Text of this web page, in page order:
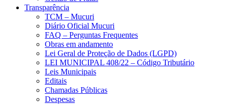
Transparência
TCM – Mucuri
Diário Oficial Mucuri
FAQ – Perguntas Frequentes
Obras em andamento
Lei Geral de Proteção de Dados (LGPD)
LEI MUNICIPAL 408/22 – Código Tributário
Leis Municipais
Editais
Chamadas Públicas
Despesas